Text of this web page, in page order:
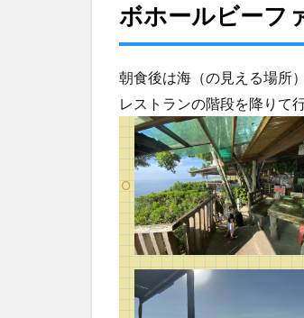
み
フ
ィ
リ
ピ
ン
タ
イ
ム
に
困
ボホールビーフ
朝食後は海（の見える場所
レストランの階段を降りて